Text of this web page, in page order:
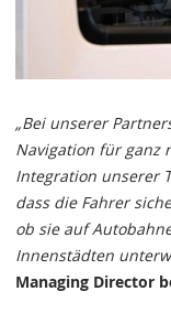
„Bei unserer
Navigation für ganz
Integration unserer
dass die Fahrer
ob sie auf
Innenstädten
Managing Director